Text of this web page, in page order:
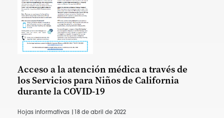
Acceso a la atención médica a través de
los Servicios para Niños de California
durante la COVID-19
Hojas informativas | 18 de abril de 2022